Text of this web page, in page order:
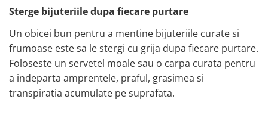
Sterge bijuteriile dupa fiecare purtare
Un obicei bun pentru a mentine bijuteriile curate si
frumoase este sa le stergi cu grija dupa fiecare purtare.
Foloseste un servetel moale sau o carpa curata pentru
a indeparta amprentele, praful, grasimea si
transpiratia acumulate pe suprafata.